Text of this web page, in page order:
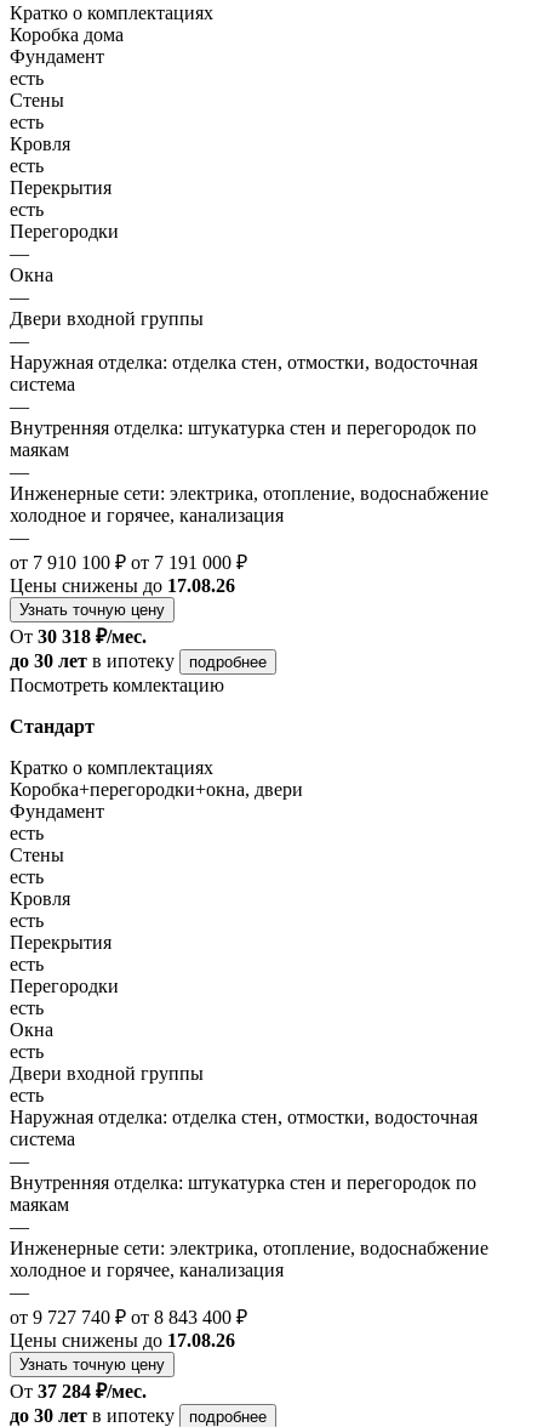
Кратко о комплектациях
Коробка дома
Фундамент
есть
Стены
есть
Кровля
есть
Перекрытия
есть
Перегородки
—
Окна
—
Двери входной группы
—
Наружная отделка: отделка стен, отмостки, водосточная
система
—
Внутренняя отделка: штукатурка стен и перегородок по
маякам
—
Инженерные сети: электрика, отопление, водоснабжение
холодное и горячее, канализация
—
от 7 910 100 ₽ от 7 191 000 ₽
Цены снижены до 17.08.26
Узнать точную цену
От 30 318 ₽/мес.
до 30 лет в ипотеку подробнее
Посмотреть комлектацию
Стандарт
Кратко о комплектациях
Коробка+перегородки+окна, двери
Фундамент
есть
Стены
есть
Кровля
есть
Перекрытия
есть
Перегородки
есть
Окна
есть
Двери входной группы
есть
Наружная отделка: отделка стен, отмостки, водосточная
система
—
Внутренняя отделка: штукатурка стен и перегородок по
маякам
—
Инженерные сети: электрика, отопление, водоснабжение
холодное и горячее, канализация
—
от 9 727 740 ₽ от 8 843 400 ₽
Цены снижены до 17.08.26
Узнать точную цену
От 37 284 ₽/мес.
до 30 лет в ипотеку подробнее